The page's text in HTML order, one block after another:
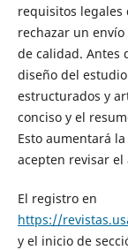
requisitos
rechazar un
de calidad. Antes
diseño del
estructurados y
conciso y el
Esto aumentará
acepten revisar el
El registro en
https://
y el inicio de